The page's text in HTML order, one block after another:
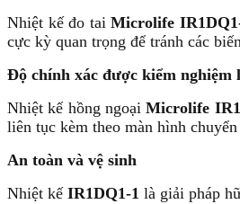
Nhiệt kế đo tai Microlife
cực kỳ quan trọng để tránh các
Độ chính xác được kiểm nghiệm
Nhiệt kế hồng ngoạiMicrolife
liên tục kèm theo màn hình
An toàn và vệ sinh
Nhiệt kế IR1DQ1-1 là giải pháp